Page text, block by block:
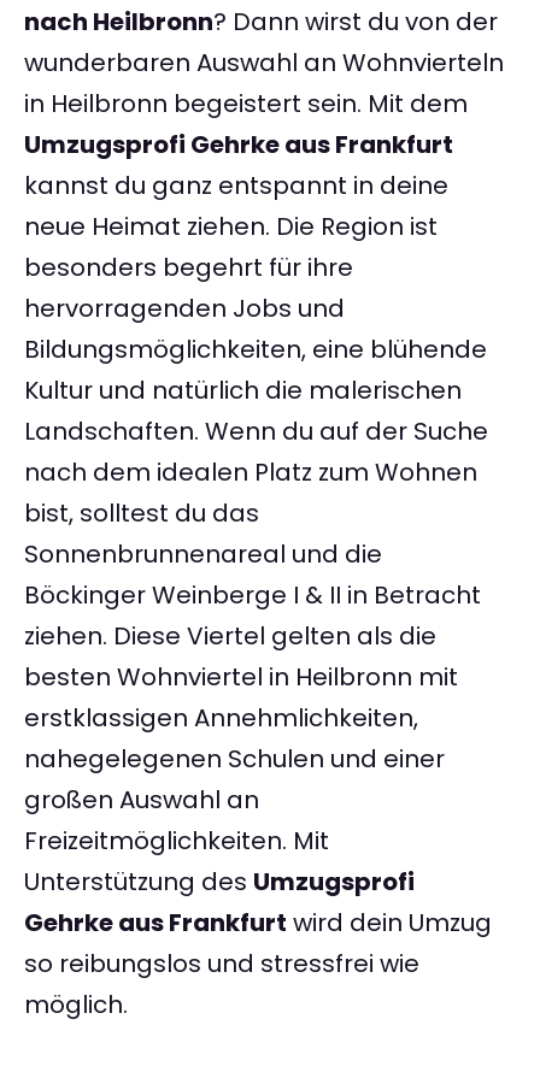
nach Heilbronn? Dann wirst du von der
wunderbaren Auswahl an Wohnvierteln
in Heilbronn begeistert sein. Mit dem
Umzugsprofi Gehrke aus Frankfurt
kannst du ganz entspannt in deine
neue Heimat ziehen. Die Region ist
besonders begehrt für ihre
hervorragenden Jobs und
Bildungsmöglichkeiten, eine blühende
Kultur und natürlich die malerischen
Landschaften. Wenn du auf der Suche
nach dem idealen Platz zum Wohnen
bist, solltest du das
Sonnenbrunnenareal und die
Böckinger Weinberge I & II in Betracht
ziehen. Diese Viertel gelten als die
besten Wohnviertel in Heilbronn mit
erstklassigen Annehmlichkeiten,
nahegelegenen Schulen und einer
großen Auswahl an
Freizeitmöglichkeiten. Mit
Unterstützung des Umzugsprofi
Gehrke aus Frankfurt wird dein Umzug
so reibungslos und stressfrei wie
möglich.